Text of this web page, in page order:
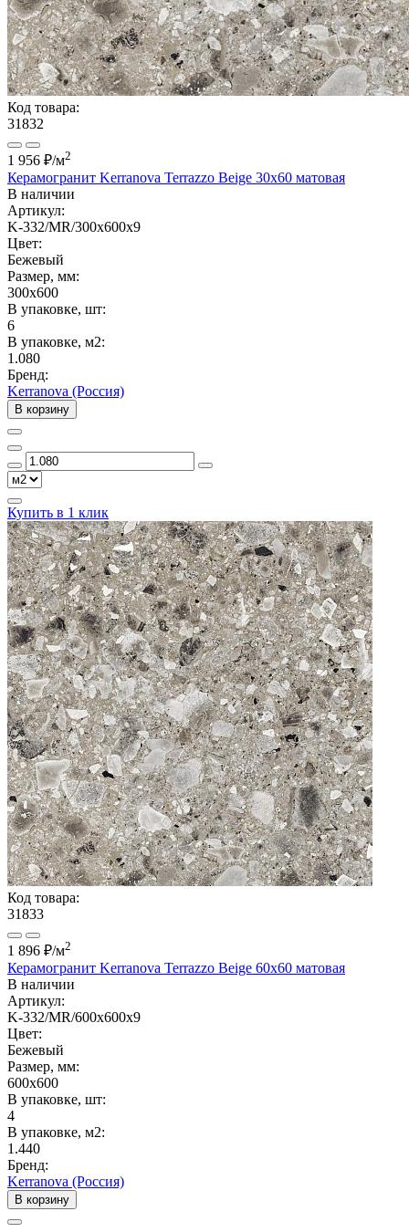
Код товара:
31832
1 956 ₽/м2
Керамогранит Kerranova Terrazzo Beige 30x60 матовая
В наличии
Артикул:
K-332/MR/300x600x9
Цвет:
Бежевый
Размер, мм:
300x600
В упаковке, шт:
6
В упаковке, м2:
1.080
Бренд:
Kerranova (Россия)
В корзину
Купить в 1 клик
Код товара:
31833
1 896 ₽/м2
Керамогранит Kerranova Terrazzo Beige 60x60 матовая
В наличии
Артикул:
K-332/MR/600x600x9
Цвет:
Бежевый
Размер, мм:
600x600
В упаковке, шт:
4
В упаковке, м2:
1.440
Бренд:
Kerranova (Россия)
В корзину